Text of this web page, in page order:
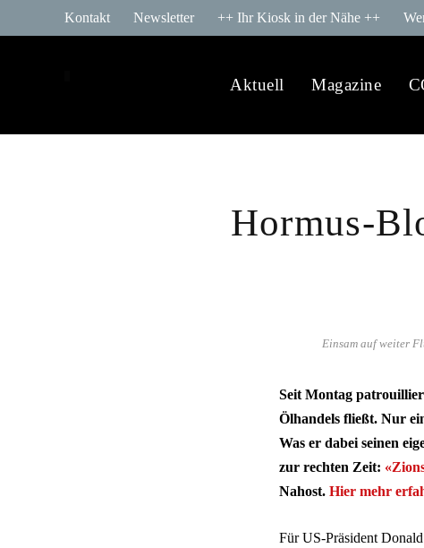
Kontakt Newsletter ++ Ihr Kiosk in der Nähe ++
Aktuell Magazine
Hormus-
Einsam auf weiter
Seit Montag
Ölhandels fließt. Nur
Was er dabei seinen
zur rechten Zeit:
Nahost. Hier mehr
Für US-Präsident